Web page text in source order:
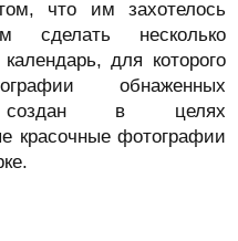
что им захотелось
несколько
для которого
обнаженных
создан в целях
красочные фотографии